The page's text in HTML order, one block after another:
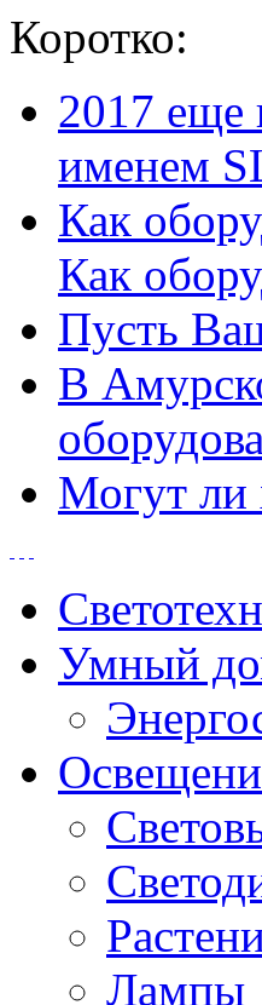
Коротко:
2017 еще
именем
Как
Как
Пусть
В
Могут ли
Умный
Лампы